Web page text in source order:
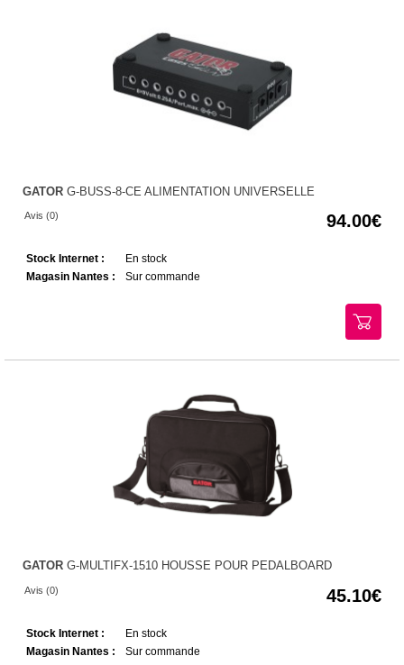
GATOR G-BUSS-8-CE ALIMENTATION UNIVERSELLE
Avis (0) 94.00
Stock Internet :
En stock
Magasin Nantes :
Sur commande
GATOR G-MULTIFX-1510 HOUSSE POUR PEDALBOARD
Avis (0) 45.10
Stock Internet :
En stock
Magasin Nantes :
Sur commande